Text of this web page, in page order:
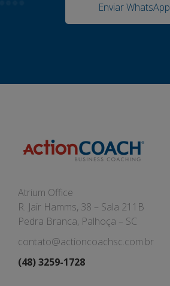
Enviar WhatsApp
Atrium Office
R. Jair Hamms, 38 – Sala 211B
Pedra Branca, Palhoça – SC
contato@actioncoachsc.com.br
(48) 3259-1728